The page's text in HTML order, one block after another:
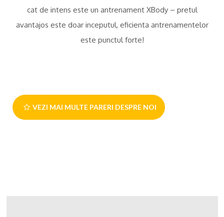
cat de intens este un antrenament XBody – pretul
avantajos este doar inceputul, eficienta antrenamentelor
este punctul forte!
VEZI MAI MULTE PARERI DESPRE NOI